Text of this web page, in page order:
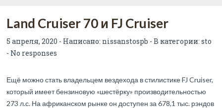
Land Cruiser 70 и FJ Cruiser
5 апреля, 2020 - Написано: nissanstospb - В категории:sto
- No responses
Ещё можно стать владельцем вездехода в стилистике FJ Cruiser,
который имеет бензиновую «шестёрку» производительностью
273 л.с. На африканском рынке он доступен за 678,1 тыс. рэндов